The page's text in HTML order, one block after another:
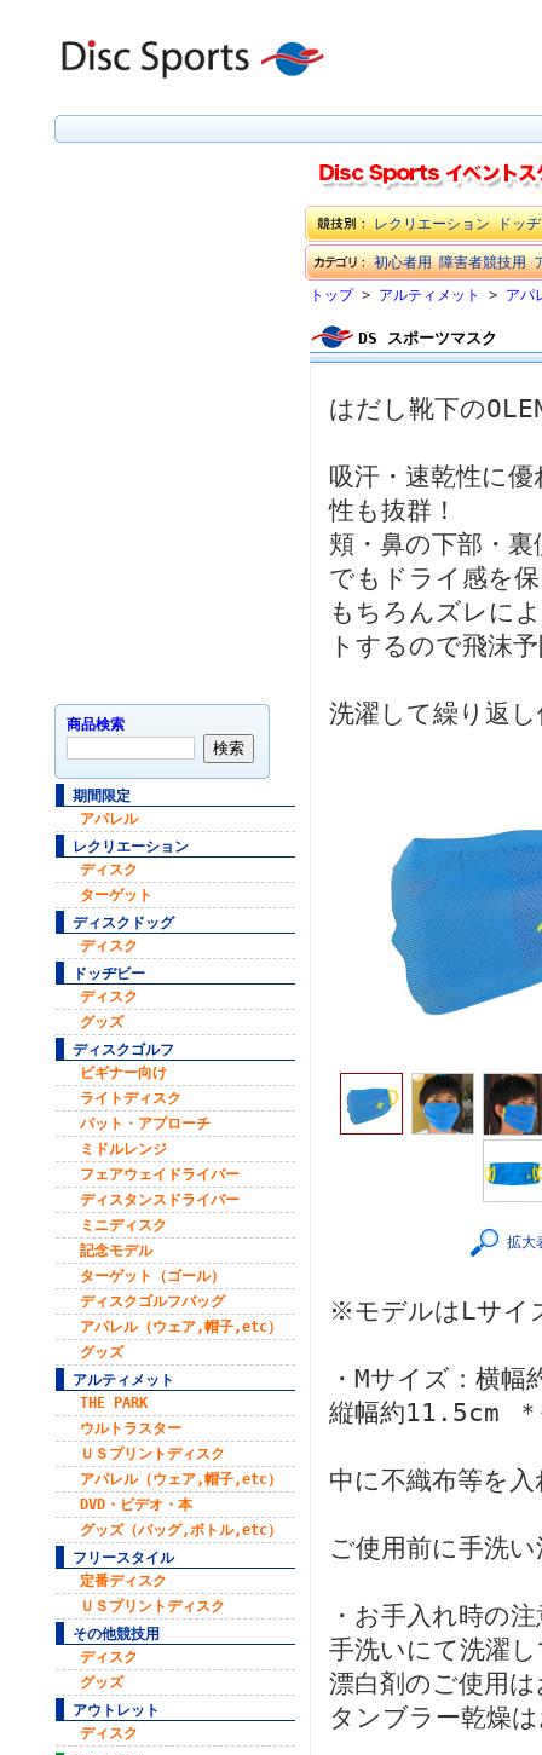
商品検索
期間限定
アパレル
レクリエーション
ディスク
ターゲット
ディスクドッグ
ディスク
ドッヂビー
ディスク
グッズ
ディスクゴルフ
ビギナー向け
ライトディスク
パット・アプローチ
ミドルレンジ
フェアウェイドライバー
ディスタンスドライバー
ミニディスク
記念モデル
ターゲット（ゴール）
ディスクゴルフバッグ
アパレル（ウェア,帽子,etc）
グッズ
アルティメット
THE PARK
ウルトラスター
ＵＳプリントディスク
アパレル（ウェア,帽子,etc）
DVD・ビデオ・本
グッズ（バッグ,ボトル,etc）
フリースタイル
定番ディスク
ＵＳプリントディスク
その他競技用
ディスク
グッズ
アウトレット
ディスク
レクリエーション ドッ
初心者用 障害者競技用
トップ> アルティメット > アパ
DS スポーツマスク
はだし靴下の
吸汗・速乾性に
性も抜群！
頬・鼻の下部・
でもドライ感を
もちろんズレに
トするので飛沫
洗濯して繰り返
拡大
※モデルはLサイ
・Mサイズ：横
縦幅約11.5cm ＊
中に不織布等を
ご使用前に手洗
・お手入れ時の注
手洗いにて洗濯
漂白剤のご使用
タンブラー乾燥